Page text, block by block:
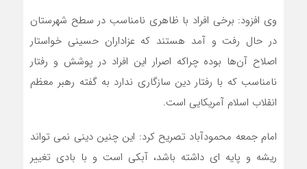
وی افزود: برخی افراد با ظاهری نامناسب در سطح شهرستان
در حال رفت و آمد هستند که عزاداران حسینی خواستار
اصلاح آن‌ها بوده چراکه اصرار این افراد در پوشش و رفتار
نامناسب که با رفتار دین سازگاری ندارد به گفته رهبر معظم
انقلاب اسلام آمریکایی است.
امام جمعه محمودآباد تصریح کرد: این چنین دینی نمی تواند
ریشه و پایه ای داشته باشد، آبکی است و با بادی تغییر